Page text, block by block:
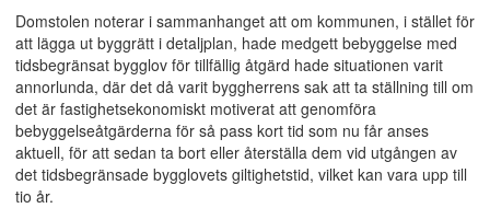
Domstolen noterar i sammanhanget att om kommunen, i stället för
att lägga ut byggrätt i detaljplan, hade medgett bebyggelse med
tidsbegränsat bygglov för tillfällig åtgärd hade situationen varit
annorlunda, där det då varit byggherrens sak att ta ställning till om
det är fastighetsekonomiskt motiverat att genomföra
bebyggelseåtgärderna för så pass kort tid som nu får anses
aktuell, för att sedan ta bort eller återställa dem vid utgången av
det tidsbegränsade bygglovets giltighetstid, vilket kan vara upp till
tio år.